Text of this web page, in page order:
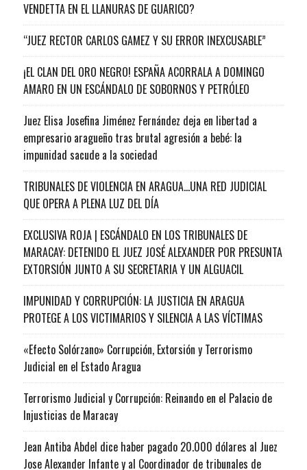
VENDETTA EN EL LLANURAS DE GUARICO?
“JUEZ RECTOR CARLOS GAMEZ Y SU ERROR INEXCUSABLE”
¡EL CLAN DEL ORO NEGRO! ESPAÑA ACORRALA A DOMINGO
AMARO EN UN ESCÁNDALO DE SOBORNOS Y PETRÓLEO
Juez Elisa Josefina Jiménez Fernández deja en libertad a
empresario aragueño tras brutal agresión a bebé: la
impunidad sacude a la sociedad
TRIBUNALES DE VIOLENCIA EN ARAGUA…UNA RED JUDICIAL
QUE OPERA A PLENA LUZ DEL DÍA
EXCLUSIVA ROJA | ESCÁNDALO EN LOS TRIBUNALES DE
MARACAY: DETENIDO EL JUEZ JOSÉ ALEXANDER POR PRESUNTA
EXTORSIÓN JUNTO A SU SECRETARIA Y UN ALGUACIL
IMPUNIDAD Y CORRUPCIÓN: LA JUSTICIA EN ARAGUA
PROTEGE A LOS VICTIMARIOS Y SILENCIA A LAS VÍCTIMAS
«Efecto Solórzano» Corrupción, Extorsión y Terrorismo
Judicial en el Estado Aragua
Terrorismo Judicial y Corrupción: Reinando en el Palacio de
Injusticias de Maracay
Jean Antiba Abdel dice haber pagado 20.000 dólares al Juez
Jose Alexander Infante y al Coordinador de tribunales de